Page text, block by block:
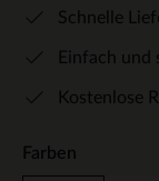
Schnelle
Einfach und
Kostenlose
Farben